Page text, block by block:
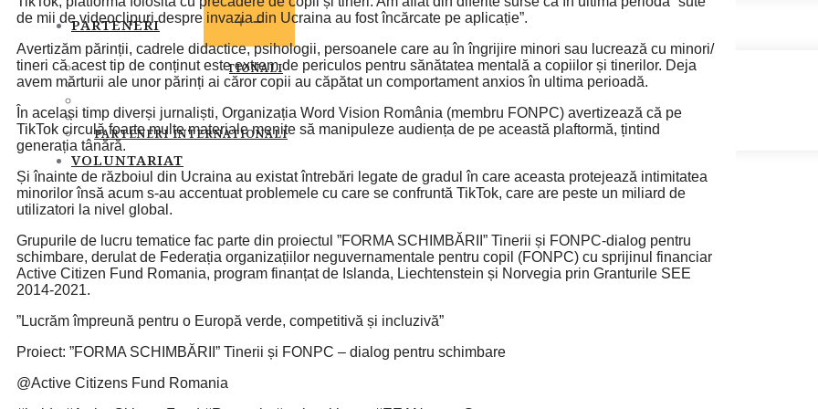
PARTENERI
OPEN
MENU
PARTENERI INSTITUTIONALI
PARTENERI MEDIA
SPONSORI SI DONATORI
PARTENERI INTERNATIONALI
VOLUNTARIAT
de mii de videoclipuri despre invazia din Ucraina au fost încărcate pe aplicație”.
Avertizăm părinții, cadrele didactice, psihologii, persoanele care au în îngrijire minori sau lucrează cu minori/
tineri că acest tip de conținut este extrem de periculos pentru sănătatea mentală a copiilor și tinerilor. Deja
avem mărturii ale unor părinți ai căror copii au căpătat un comportament anxios în ultima perioadă.
În același timp diverși jurnaliști, Organizația Word Vision România (membru FONPC) avertizează că pe
TikTok circulă foarte multe materiale menite să manipuleze audiența de pe această plaftormă, țintind
generația tânără.
Și înainte de războiul din Ucraina au existat întrebări legate de gradul în care aceasta protejează intimitatea
minorilor însă acum s-au accentuat problemele cu care se confruntă TikTok, care are peste un miliard de
utilizatori la nivel global.
Grupurile de lucru tematice fac parte din proiectul ”FORMA SCHIMBĂRII” Tinerii și FONPC-dialog pentru
schimbare, derulat de Federația organizațiilor neguvernamentale pentru copil (FONPC) cu sprijinul financiar
Active Citizen Fund Romania, program finanțat de Islanda, Liechtenstein și Norvegia prin Granturile SEE
2014-2021.
”Lucrăm împreună pentru o Europă verde, competitivă și incluzivă”
Proiect: ”FORMA SCHIMBĂRII” Tinerii și FONPC – dialog pentru schimbare
@Active Citizens Fund Romania